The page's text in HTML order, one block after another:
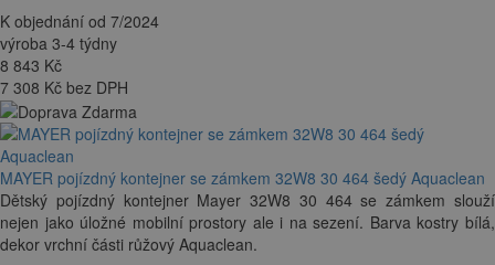
K objednání od 7/2024
výroba 3-4 týdny
8 843 Kč
7 308 Kč bez DPH
MAYER pojízdný kontejner se zámkem 32W8 30 464 šedý Aquaclean
Dětský pojízdný kontejner Mayer 32W8 30 464 se zámkem slouží
nejen jako úložné mobilní prostory ale i na sezení. Barva kostry bílá,
dekor vrchní části růžový Aquaclean.